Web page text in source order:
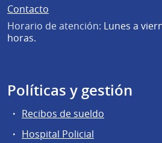
Contacto
Horario de atención: Lunes a
horas.
Políticas y gestión
Recibos de sueldo
Hospital Policial